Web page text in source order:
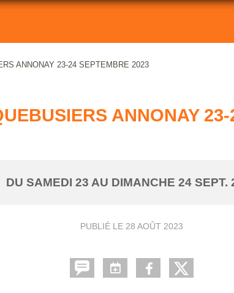
ANNONAY 23-24 SEPTEMBRE 2023
ANNONAY
DU SAMEDI 23 AU DIMANCHE 24 SEPT.
PUBLIÉ LE 28 AOÛT 2023